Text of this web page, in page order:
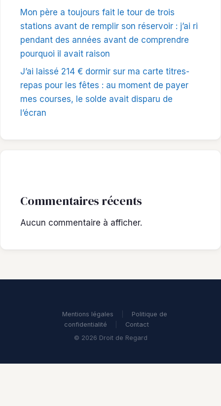
Mon père a toujours fait le tour de trois
stations avant de remplir son réservoir : j’ai ri
pendant des années avant de comprendre
pourquoi il avait raison
J’ai laissé 214 € dormir sur ma carte titres-
repas pour les fêtes : au moment de payer
mes courses, le solde avait disparu de
l’écran
Commentaires récents
Aucun commentaire à afficher.
Mentions légales
Politique de
confidentialité
Contact
© 2026 Droit de Regard